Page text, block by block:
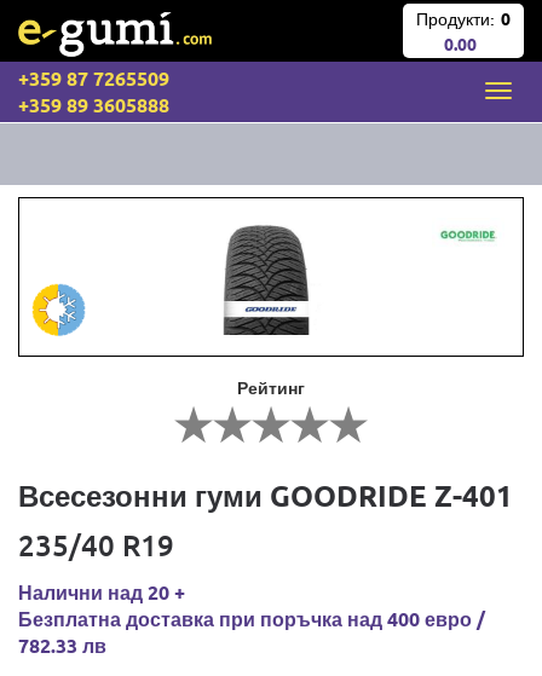
Продукти: 0
0.00
+359 87 7265509
+359 89 3605888
Рейтинг
Всесезонни гуми GOODRIDE Z-401
235/40 R19
Налични над 20 +
Безплатна доставка при поръчка над 400 евро /
782.33 лв